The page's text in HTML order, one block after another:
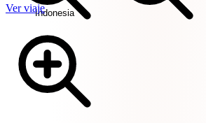
Indonesia
Ver viaje